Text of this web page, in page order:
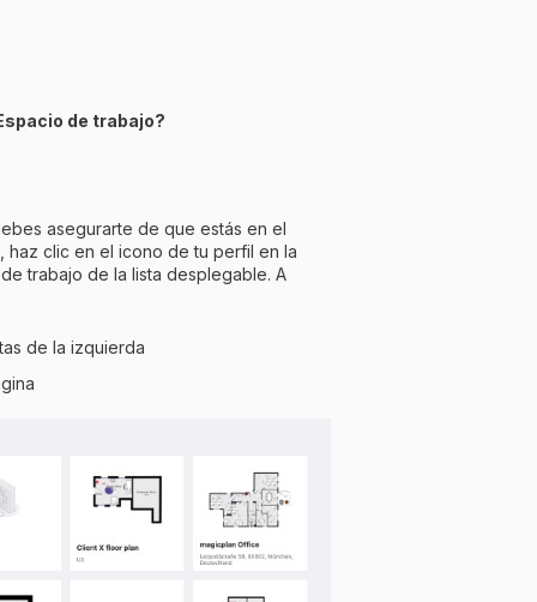
de trabajo?
asegurarte de que estás en el
haz clic en el icono de tu perfil en la
trabajo de la lista desplegable. A
de la izquierda